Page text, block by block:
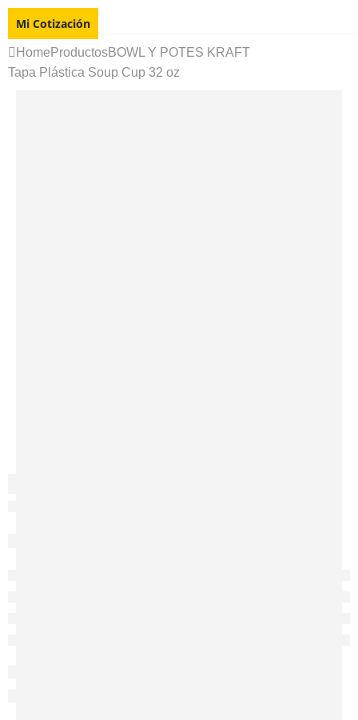
Mi Cotización
Home ProductosBOWL Y POTES KRAFT
Tapa Plástica Soup Cup 32 oz